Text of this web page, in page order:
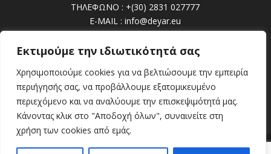
Εκτιμούμε την ιδιωτικότητά σας
Χρησιμοποιούμε cookies για να βελτιώσουμε την εμπειρία
περιήγησής σας, να προβάλλουμε εξατομικευμένο
περιεχόμενο και να αναλύουμε την επισκεψιμότητά μας.
Κάνοντας κλικ στο "Αποδοχή όλων", συναινείτε στη
χρήση των cookies από εμάς.
ΤΗΛΕΦΩΝΟ : +(30) 2831 027777
E-MAIL : info@deyar.eu
ΩΡΕΣ ΛΕΙΤ. : 07:30 – 15:00
ΒΛΑΒΕΣ : 28310 22789